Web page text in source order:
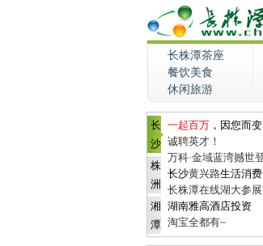
长株潭茶座
餐饮美食
休闲旅游
长
沙
株
洲
湘
潭
一起百万 ，因您而变
诚聘英才！
万科·金域蓝湾撼世
长沙黄兴路生活消费
长株潭在线湖大参展
湖南雅高酒店投资
淘宝全都有~